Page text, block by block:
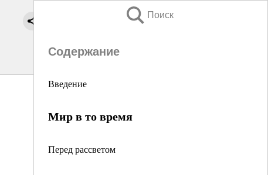
Поиск
Содержание
Введение
Мир в то время
Перед рассветом